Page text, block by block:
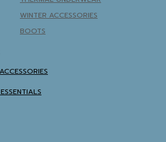
WINTER ACCESSORIES
BOOTS